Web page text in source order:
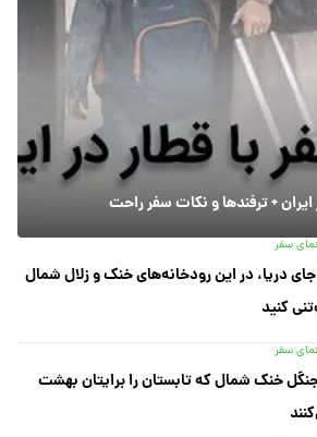
ایران + ترفندها و نکات سفر راحت
سفر
دریا، در این رودخانه‌های خنک و زلال شمال
کنید
سفر
جنگل خنک شمال که تابستان را برایتان بهشت